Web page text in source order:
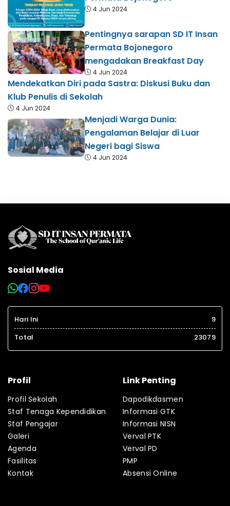
4 Jun 2024
Pentingnya sarapan SD IT Insan
Permata Bojonegoro
mengadakan Breakfast Day
4 Jun 2024
Mendekatkan Diri pada Sastra: Diskusi Buku dan
Klub Penulis di Sekolah
4 Jun 2024
Menjadi Warga Dunia:
Pengalaman Belajar di Luar
Negeri bagi Siswa
4 Jun 2024
Sosial Media
Hari Ini
9
Total
23079
Profil
Profil Sekolah
Staf Tenaga Kependidikan
Staf Pengajar
Galeri
Agenda
Fasilitas
Kontak
Link Penting
Dapodikdasmen
Informasi GTK
Informasi NISN
Verval PTK
Verval PD
PMP
Absensi Online